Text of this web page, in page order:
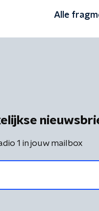
Alle
1 in jouw mailbox